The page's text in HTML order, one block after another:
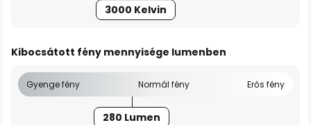
3000 Kelvin
Kibocsátott fény mennyisége lumenben
Gyenge fény Normál fény Erős fény
280 Lumen